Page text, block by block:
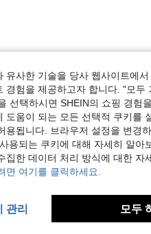
Рекомендую! ☺️
리뷰 더 보기
유사한 기술을 당사 웹사이트에
경험을 제공하고자 합니다. "모
선택하시면 SHEIN의 쇼핑 경험
도움이 되는 모든 선택적 쿠키를
용됩니다. 브라우저 설정을 변경
용되는 쿠키에 대해 자세히 알아
집한 데이터 처리 방식에 대한 자
면 여기를 클릭하세요.
관리 모두